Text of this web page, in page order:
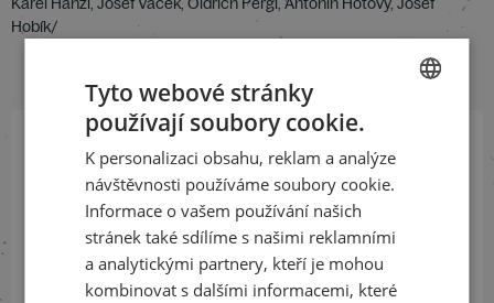
Hobík/
Přihlaste se k našemu newsletteru
a buďte jako první v obraze
ODEBÍRAT NEWSLETTER
ENGLISH
Tyto webové stránky
používají soubory cookie.
K personalizaci obsahu, reklam a analýze
návštěvnosti používáme soubory cookie.
Informace o vašem používání našich
stránek také sdílíme s našimi reklamními
a analytickými partnery, kteří je mohou
kombinovat s dalšími informacemi, které